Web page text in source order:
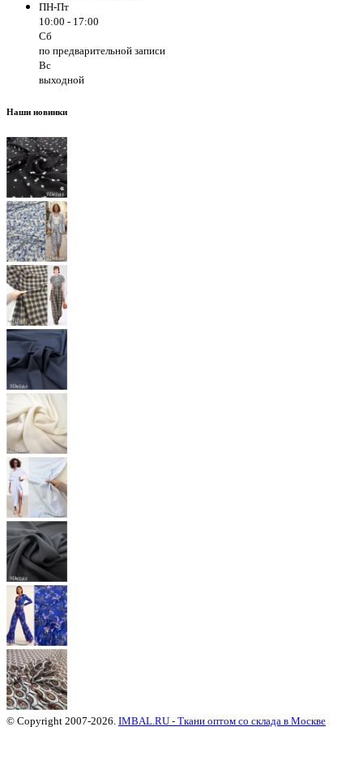
ПН-Пт
10:00 - 17:00
Сб
по предварительной записи
Вс
выходной
Наши новинки
© Copyright 2007-2026. IMBAL.RU - Ткани оптом со склада в Москве